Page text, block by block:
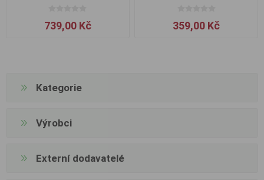
739,00 Kč 359,00 Kč
Kategorie
Výrobci
Externí dodavatelé